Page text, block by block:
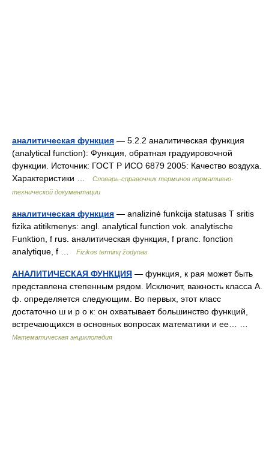
аналитическая функция — 5.2.2 аналитическая функция
(analytical function): Функция, обратная градуировочной
функции. Источник: ГОСТ Р ИСО 6879 2005: Качество воздуха.
Характеристики …
Словарь-справочник терминов нормативно-
технической документации
аналитическая функция — analizinė funkcija statusas T sritis
fizika atitikmenys: angl. analytical function vok. analytische
Funktion, f rus. аналитическая функция, f pranc. fonction
analytique, f …
Fizikos terminų žodynas
АНАЛИТИЧЕСКАЯ ФУНКЦИЯ — функция, к рая может быть
представлена степенным рядом. Исключит, важность класса А.
ф. определяется следующим. Во первых, этот класс
достаточно ш и р о к: он охватывает большинство функций,
встречающихся в основных вопросах математики и ее… …
Математическая энциклопедия